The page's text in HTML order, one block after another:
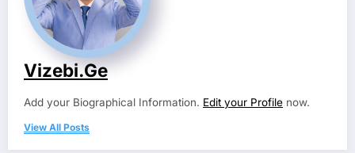
Vizebi.ge
Add your Biographical Information. Edit your Profile now.
View All Posts